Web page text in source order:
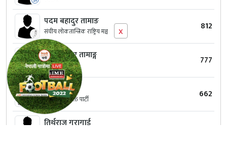
पदम बहादुर तामाङ
संघीय लोकतान्त्रिक राष्ट्रिय मञ्च 812
चन्द्र बहादुर तामाङ्ग
स्वतन्त्र 777
पलट चौधरी
नागरिक उन्मुक्ति पार्टी 662
तिर्थराज गुरागाई
x